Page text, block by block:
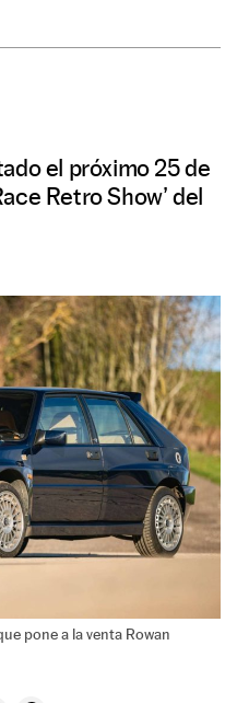
el próximo 25 de
Retro Show’ del
pone a la venta Rowan